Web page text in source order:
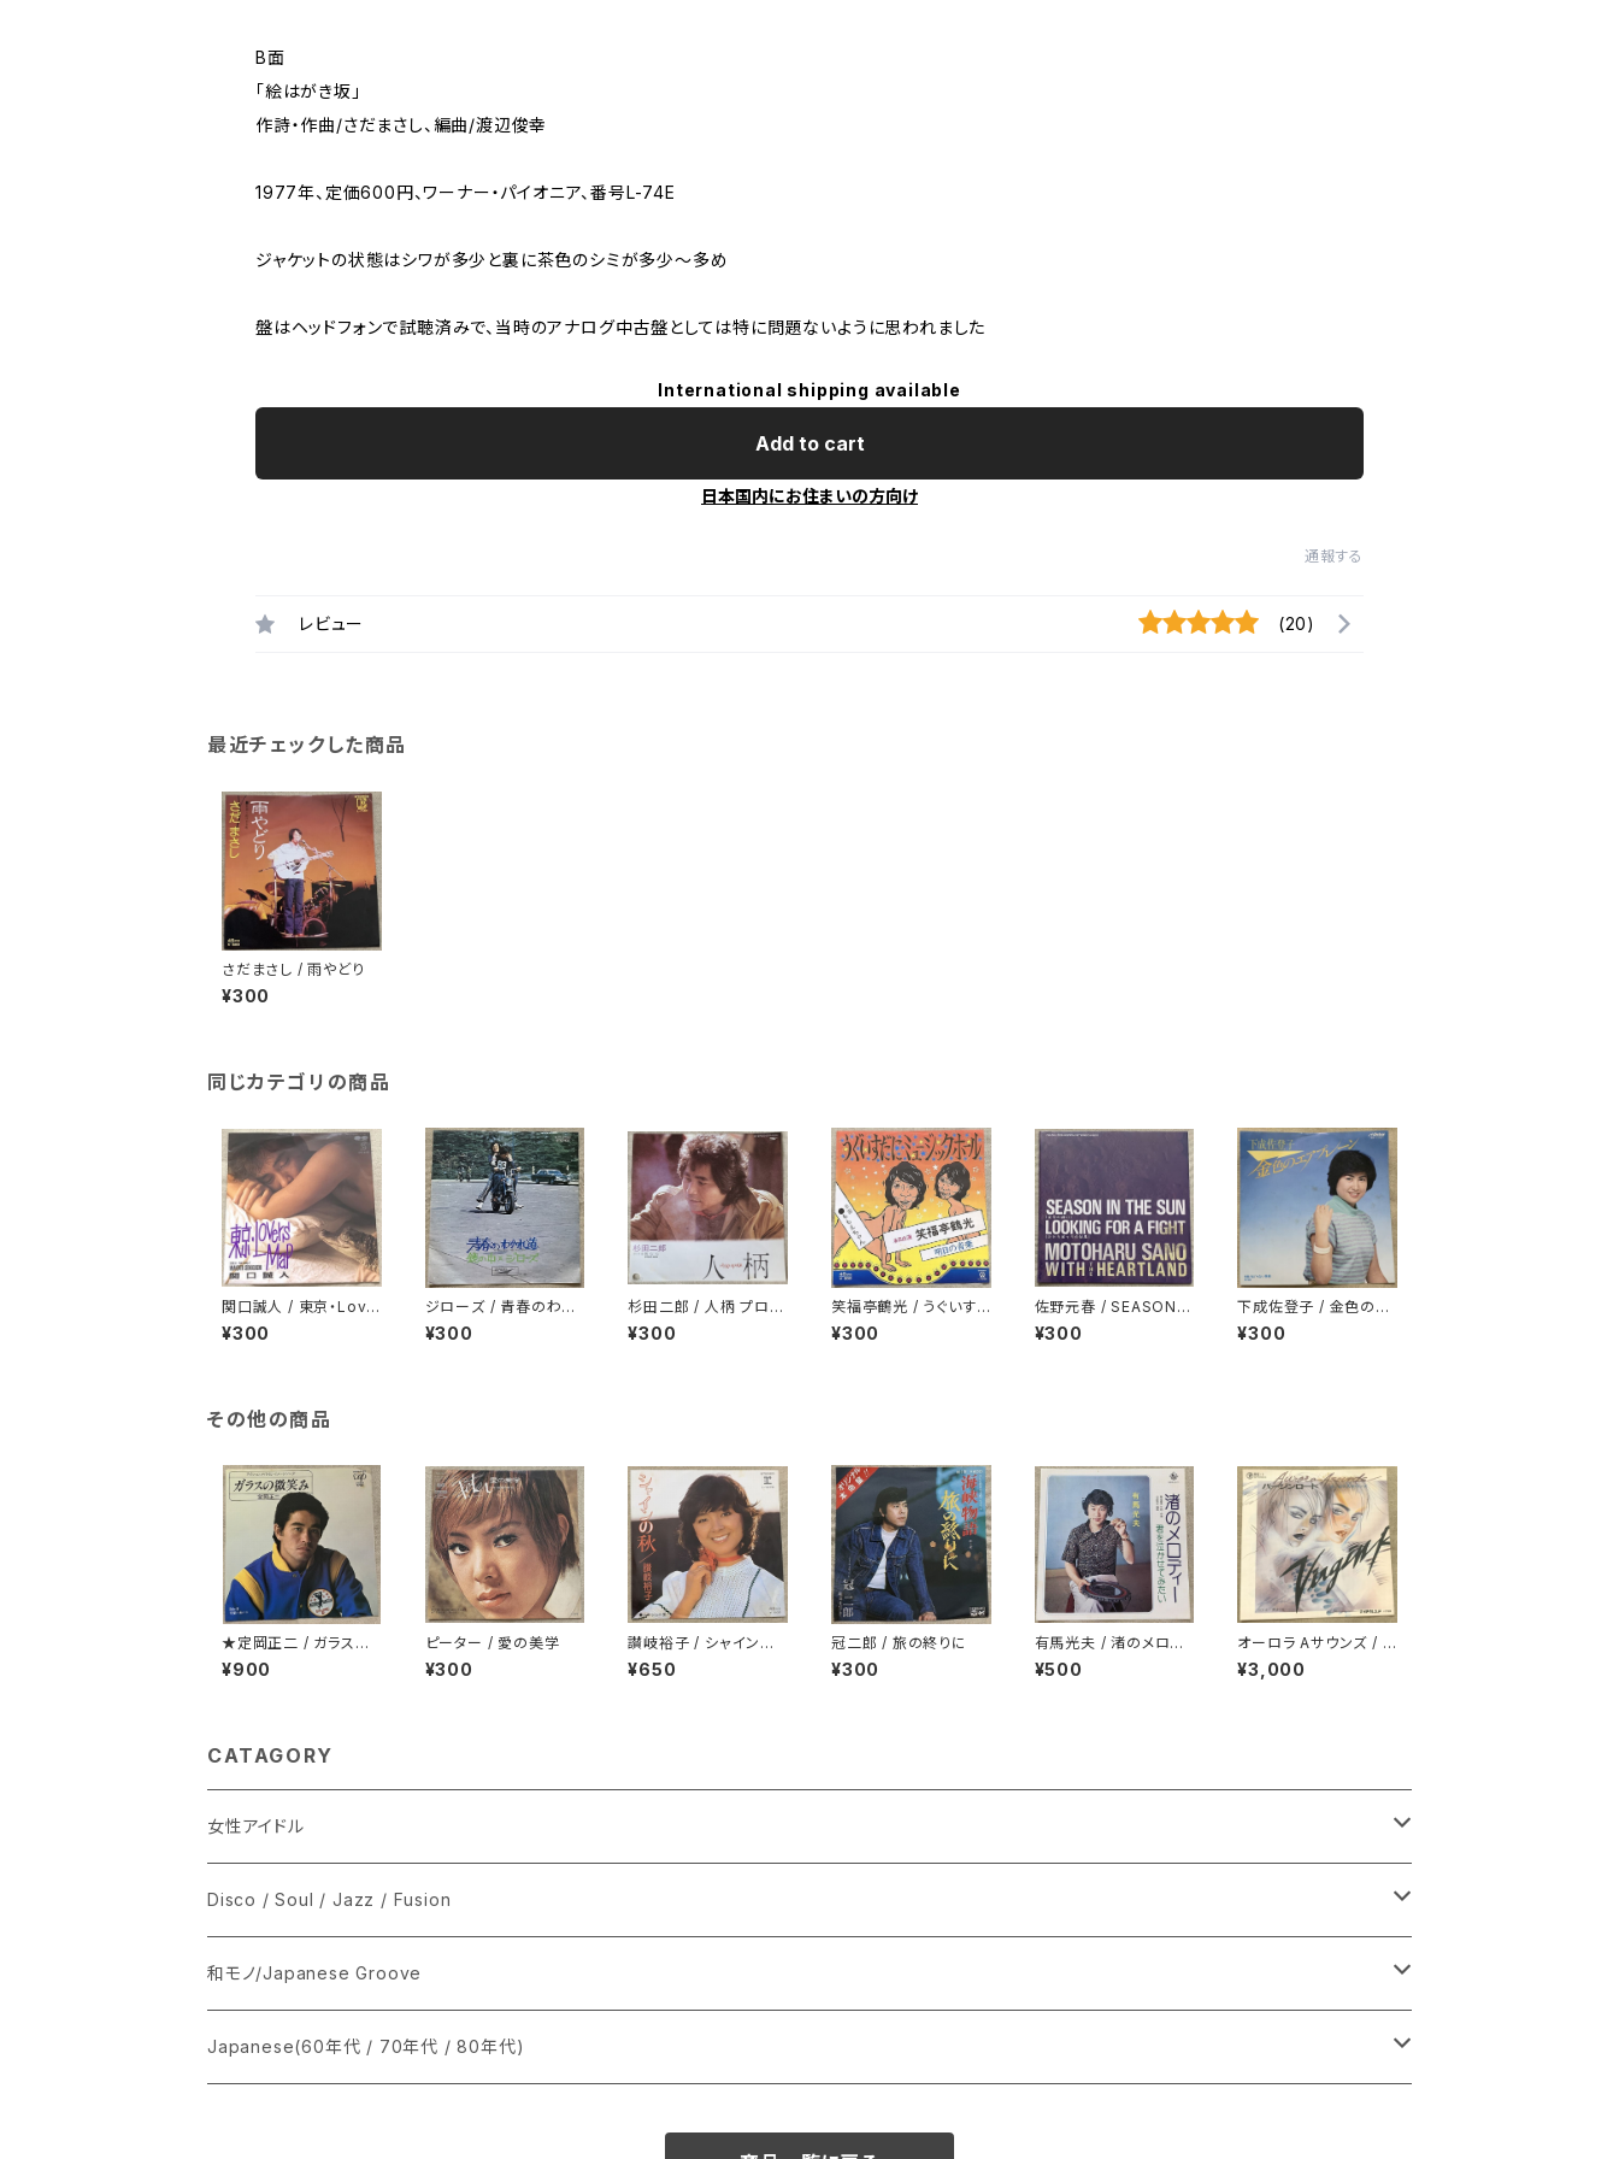
B面
「絵はがき坂」
作詩・作曲/さだまさし、編曲/渡辺俊幸
1977年、定価600円、ワーナー・パイオニア、番号L-74E
ジャケットの状態はシワが多少と裏に茶色のシミが多少～多め
盤はヘッドフォンで試聴済みで、当時のアナログ中古盤としては特に問題ないように思われました
International shipping available
Add to cart
日本国内にお住まいの方向け
通報する
レビュー (20)
最近チェックした商品
さだまさし / 雨やどり
¥300
同じカテゴリの商品
関口誠人 / 東京・Love
rs Map
¥300
ジローズ / 青春のわか
れ道
¥300
杉田二郎 / 人柄 プロモ
白ラベル
¥300
笑福亭鶴光 / うぐいす
だにミュージックホール
¥300
佐野元春 / SEASON I
N THE SUN -夏草の
誘い
¥300
下成佐登子 / 金色のエ
アプレーン
¥300
その他の商品
★定岡正二 / ガラスの
微笑み
¥900
ピーター / 愛の美学
¥300
讃岐裕子 / シャインの
秋
¥650
冠二郎 / 旅の終りに
¥300
有馬光夫 / 渚のメロデ
ィー
¥500
オーロラ Aサウンズ / バ
ージンロード
¥3,000
CATAGORY
女性アイドル
シングル盤
あ行
か行
LP
CD
Disco / Soul / Jazz / Fusion
シングル盤
A
12インチ・シングル
和モノ/Japanese Groove
シングル盤
Japanese(60年代 / 70年代 / 80年代)